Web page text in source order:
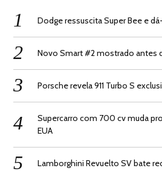
Dodge ressuscita Super Bee e
Novo Smart #2 mostrado antes
Porsche revela 911 Turbo S
Supercarro com 700 cv muda
EUA
Lamborghini Revuelto SV bate